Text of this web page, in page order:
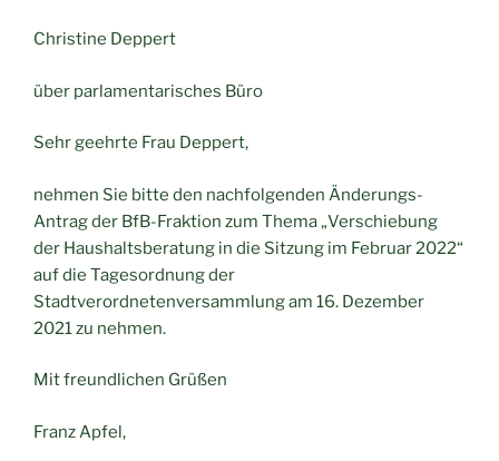
Christine Deppert
über parlamentarisches Büro
Sehr geehrte Frau Deppert,
nehmen Sie bitte den nachfolgenden Änderungs-
Antrag der BfB-Fraktion zum Thema „Verschiebung
der Haushaltsberatung in die Sitzung im Februar 2022“
auf die Tagesordnung der
Stadtverordnetenversammlung am 16. Dezember
2021 zu nehmen.
Mit freundlichen Grüßen
Franz Apfel,